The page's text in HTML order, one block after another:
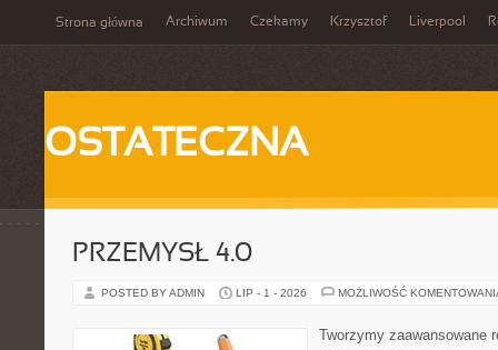
Strona główna Archiwum Czekamy Krzysztof Liverpool
OSTATECZNA
PRZEMYSŁ 4.0
POSTED BY ADMIN LIP - 1 - 2026 MOŻLIWOŚĆ
Tworzymy zaawansowane